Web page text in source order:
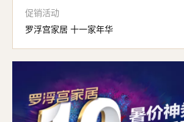
促销活动
罗浮宫家居 十一家年华